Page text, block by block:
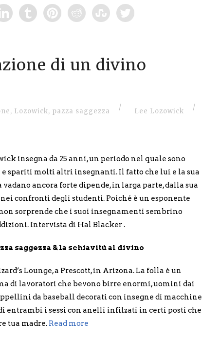
di un divino
, Lozowick, pazza saggezza / Lee Lozowick /
insegna da 25 anni, un periodo nel quale sono
e spariti molti altri insegnanti. Il fatto che lui e la sua
ancora forte dipende, in larga parte, dalla sua
confronti degli studenti. Poiché è un esponente
non sorprende che i suoi insegnamenti sembrino
Intervista di Hal Blacker .
saggezza & la schiavitù al divino
Lounge, a Prescott, in Arizona. La folla è un
di lavoratori che bevono birre enormi, uomini dai
da baseball decorati con insegne di macchine
entrambi i sessi con anelli infilzati in certi posti che
tua madre. Read more